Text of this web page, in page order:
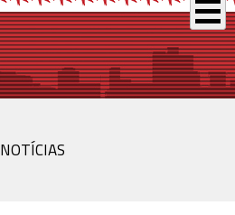
NOTÍCIAS